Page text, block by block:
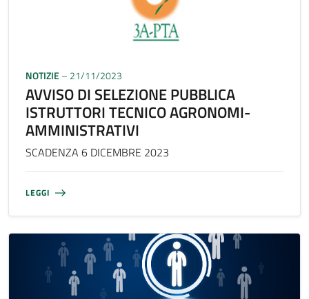
NOTIZIE– 21/11/2023
AVVISO DI SELEZIONE PUBBLICA
ISTRUTTORI TECNICO AGRONOMI-
AMMINISTRATIVI
SCADENZA 6 DICEMBRE 2023
LEGGI